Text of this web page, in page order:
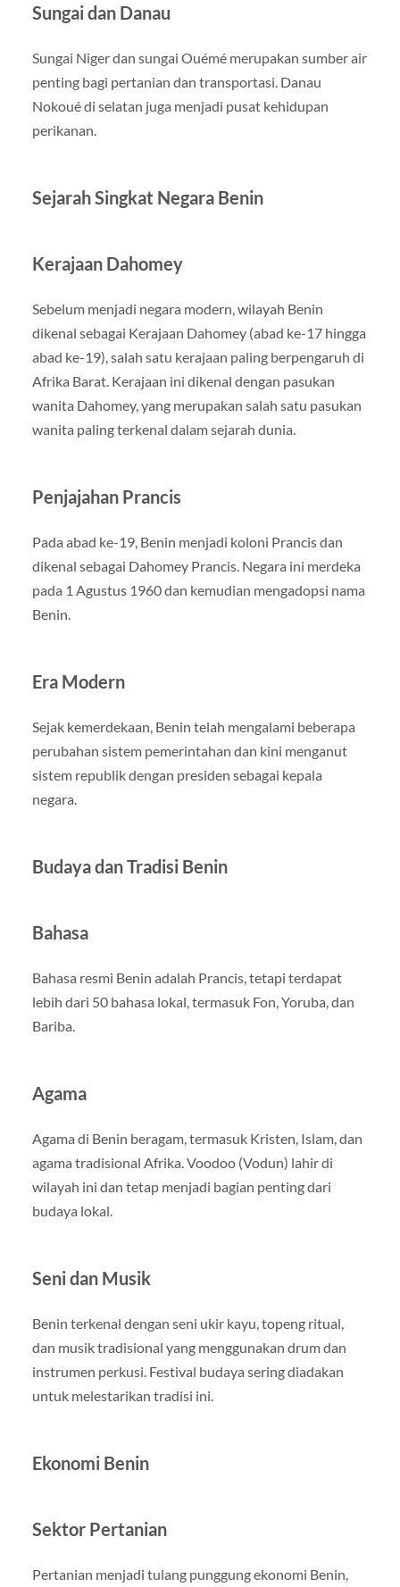
Sungai dan Danau
Sungai Niger dan sungai Ouémé merupakan sumber air
penting bagi pertanian dan transportasi. Danau
Nokoué di selatan juga menjadi pusat kehidupan
perikanan.
Sejarah Singkat Negara Benin
Kerajaan Dahomey
Sebelum menjadi negara modern, wilayah Benin
dikenal sebagai Kerajaan Dahomey (abad ke-17 hingga
abad ke-19), salah satu kerajaan paling berpengaruh di
Afrika Barat. Kerajaan ini dikenal dengan pasukan
wanita Dahomey, yang merupakan salah satu pasukan
wanita paling terkenal dalam sejarah dunia.
Penjajahan Prancis
Pada abad ke-19, Benin menjadi koloni Prancis dan
dikenal sebagai Dahomey Prancis. Negara ini merdeka
pada 1 Agustus 1960 dan kemudian mengadopsi nama
Benin.
Era Modern
Sejak kemerdekaan, Benin telah mengalami beberapa
perubahan sistem pemerintahan dan kini menganut
sistem republik dengan presiden sebagai kepala
negara.
Budaya dan Tradisi Benin
Bahasa
Bahasa resmi Benin adalah Prancis, tetapi terdapat
lebih dari 50 bahasa lokal, termasuk Fon, Yoruba, dan
Bariba.
Agama
Agama di Benin beragam, termasuk Kristen, Islam, dan
agama tradisional Afrika. Voodoo (Vodun) lahir di
wilayah ini dan tetap menjadi bagian penting dari
budaya lokal.
Seni dan Musik
Benin terkenal dengan seni ukir kayu, topeng ritual,
dan musik tradisional yang menggunakan drum dan
instrumen perkusi. Festival budaya sering diadakan
untuk melestarikan tradisi ini.
Ekonomi Benin
Sektor Pertanian
Pertanian menjadi tulang punggung ekonomi Benin,